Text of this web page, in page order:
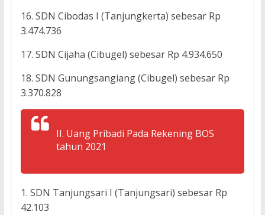
16. SDN Cibodas I (Tanjungkerta) sebesar Rp
3.474.736
17. SDN Cijaha (Cibugel) sebesar Rp 4.934.650
18. SDN Gunungsangiang (Cibugel) sebesar Rp
3.370.828
II. Uang Pribadi Pada Rekening BOS
tahun 2021
1. SDN Tanjungsari I (Tanjungsari) sebesar Rp
42.103